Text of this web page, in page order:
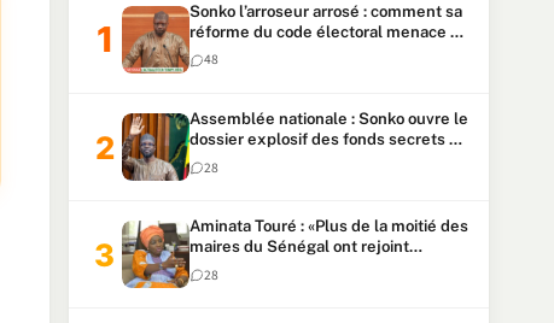
Sonko l’arroseur arrosé : comment sa
réforme du code électoral menace sa
candidature
48
Assemblée nationale : Sonko ouvre le
dossier explosif des fonds secrets et
du patrimoine présidentiel
28
Aminata Touré : «Plus de la moitié des
maires du Sénégal ont rejoint
Kiiraay»
28